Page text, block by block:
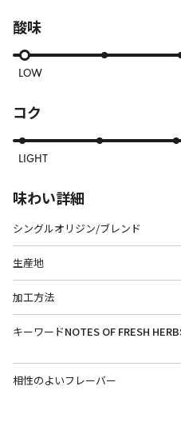
酸味
LOW
コク
LIGHT
味わい詳細
シングルオリジン/ブレンド
生産地
加工方法
キーワードNOTES OF FRESH
相性のよいフレーバー